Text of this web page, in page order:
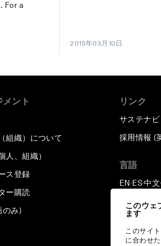
このウェ
ます
このサイ
に合わせ
For a
2015年03月10日
ント
組織）について
人、組織）
ス登録
ー購読
のみ)
リンク
サステナ
採用情報 (
言語
EN ▪ ES▪中文▪